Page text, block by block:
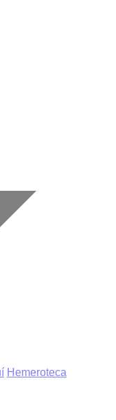
Hemeroteca